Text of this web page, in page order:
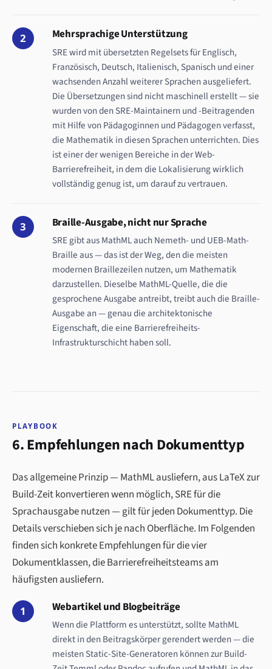
2 Mehrsprachige Unterstützung
SRE wird mit übersetzten Regelsets für Englisch,
Französisch, Deutsch, Italienisch, Spanisch und einer
wachsenden Anzahl weiterer Sprachen ausgeliefert.
Die Übersetzungen sind nicht maschinell erstellt — sie
wurden von den SRE-Maintainern und -Beitragenden
mit Hilfe von Pädagoginnen und Pädagogen verfasst,
die Mathematik in diesen Sprachen unterrichten. Dies
ist einer der wenigen Bereiche in der Web-
Barrierefreiheit, in dem die Lokalisierung wirklich
vollständig genug ist, um darauf zu vertrauen.
3 Braille-Ausgabe, nicht nur Sprache
SRE gibt aus MathML auch Nemeth- und UEB-Math-
Braille aus — das ist der Weg, den die meisten
modernen Braillezeilen nutzen, um Mathematik
darzustellen. Dieselbe MathML-Quelle, die die
gesprochene Ausgabe antreibt, treibt auch die Braille-
Ausgabe an — genau die architektonische
Eigenschaft, die eine Barrierefreiheits-
Infrastrukturschicht haben soll.
PLAYBOOK
6. Empfehlungen nach Dokumenttyp
Das allgemeine Prinzip — MathML ausliefern, aus LaTeX zur
Build-Zeit konvertieren wenn möglich, SRE für die
Sprachausgabe nutzen — gilt für jeden Dokumenttyp. Die
Details verschieben sich je nach Oberfläche. Im Folgenden
finden sich konkrete Empfehlungen für die vier
Dokumentklassen, die Barrierefreiheitsteams am
häufigsten ausliefern.
1 Webartikel und Blogbeiträge
Wenn die Plattform es unterstützt, sollte MathML
direkt in den Beitragskörper gerendert werden — die
meisten Static-Site-Generatoren können zur Build-